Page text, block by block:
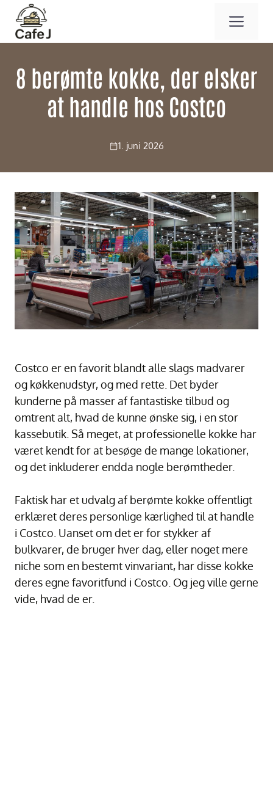
indhold
8 berømte kokke, der elsker
at handle hos Costco
1. juni 2026
Costco er en favorit blandt alle slags madvarer
og køkkenudstyr, og med rette. Det byder
kunderne på masser af fantastiske tilbud og
omtrent alt, hvad de kunne ønske sig, i en stor
kassebutik. Så meget, at professionelle kokke har
været kendt for at besøge de mange lokationer,
og det inkluderer endda nogle berømtheder.
Faktisk har et udvalg af berømte kokke offentligt
erklæret deres personlige kærlighed til at handle
i Costco. Uanset om det er for stykker af
bulkvarer, de bruger hver dag, eller noget mere
niche som en bestemt vinvariant, har disse kokke
deres egne favoritfund i Costco. Og jeg ville gerne
vide, hvad de er.